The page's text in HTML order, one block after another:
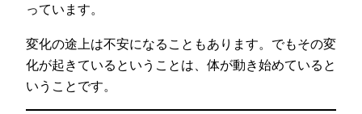
っています。
変化の途上は不安になることもあります。でもその変
化が起きているということは、体が動き始めていると
いうことです。